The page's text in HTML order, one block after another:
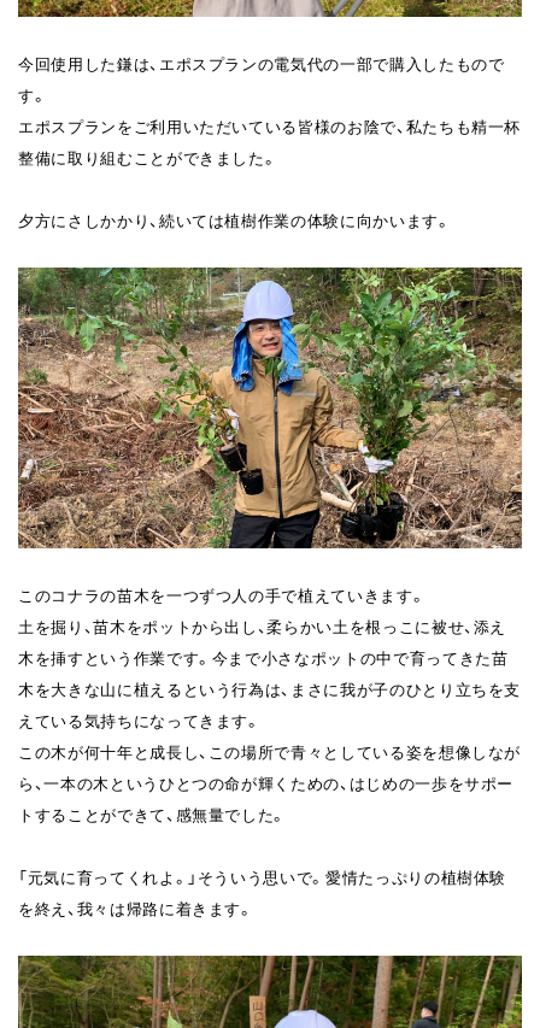
今回使用した鎌は、エポスプランの電気代の一部で購入したもので
す。
エポスプランをご利用いただいている皆様のお陰で、私たちも精一杯
整備に取り組むことができました。
夕方にさしかかり、続いては植樹作業の体験に向かいます。
このコナラの苗木を一つずつ人の手で植えていきます。
土を掘り、苗木をポットから出し、柔らかい土を根っこに被せ、添え
木を挿すという作業です。今まで小さなポットの中で育ってきた苗
木を大きな山に植えるという行為は、まさに我が子のひとり立ちを支
えている気持ちになってきます。
この木が何十年と成長し、この場所で青々としている姿を想像しなが
ら、一本の木というひとつの命が輝くための、はじめの一歩をサポー
トすることができて、感無量でした。
「元気に育ってくれよ。」そういう思いで。愛情たっぷりの植樹体験
を終え、我々は帰路に着きます。